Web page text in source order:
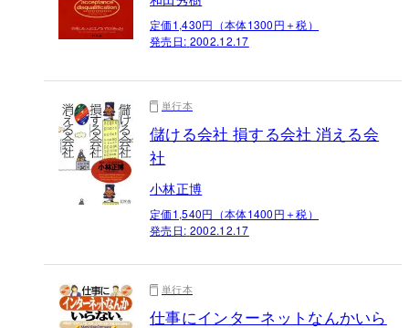
定価1,430円（本体1300円＋税）
発売日: 2002.12.17
単行本
儲ける会社 損する会社 消える会
社
小林正博
定価1,540円（本体1400円＋税）
発売日: 2002.12.17
単行本
仕事にインターネットなんかいら